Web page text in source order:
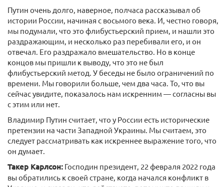
Путин очень долго, наверное, полчаса рассказывал об
истории России, начиная с восьмого века. И, честно говоря,
мы подумали, что это флибустьерский прием, и нашли это
раздражающим, и несколько раз перебивали его, и он
отвечал. Его раздражало вмешательство. Но в конце
концов мы пришли к выводу, что это не был
флибустьерский метод. У беседы не было ограничений по
времени. Мы говорили больше, чем два часа. То, что вы
сейчас увидите, показалось нам искренним — согласны вы
с этим или нет.
Владимир Путин считает, что у России есть исторические
претензии на части Западной Украины. Мы считаем, это
следует рассматривать как искреннее выражение того, что
он думает.
Такер Карлсон: Господин президент, 22 февраля 2022 года
вы обратились к своей стране, когда начался конфликт в